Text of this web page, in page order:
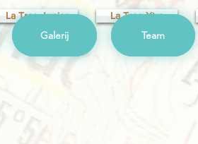
Galerij Team
La Trao Junior La Trao Xtra